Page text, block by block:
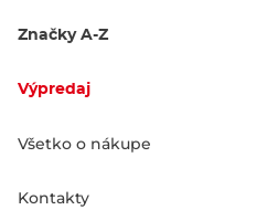
Značky A-Z
Výpredaj
Všetko o nákupe
Kontakty
Výpredaj -30 %
green+amber